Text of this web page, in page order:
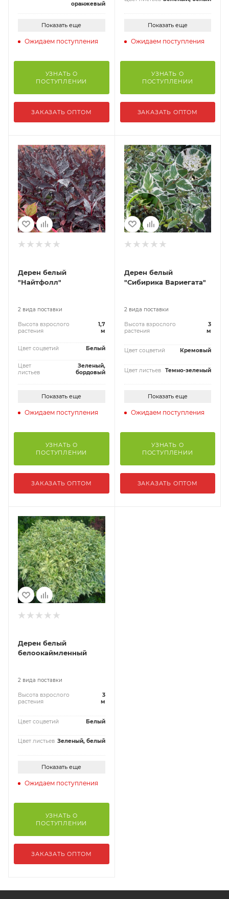
оранжевый
Показать еще
Ожидаем поступления
УЗНАТЬ О
ПОСТУПЛЕНИИ
ЗАКАЗАТЬ ОПТОМ
Показать еще
Ожидаем поступления
УЗНАТЬ О
ПОСТУПЛЕНИИ
ЗАКАЗАТЬ ОПТОМ
Дерен белый
"Найтфолл"
2 вида поставки
Высота взрослого
растения
1,7
м
Цвет соцветий Белый
Цвет
листьев
Зеленый,
бордовый
Показать еще
Ожидаем поступления
УЗНАТЬ О
ПОСТУПЛЕНИИ
ЗАКАЗАТЬ ОПТОМ
Дерен белый
"Сибирика Вариегата"
2 вида поставки
Высота взрослого
растения
3
м
Цвет соцветий Кремовый
Цвет листьев Темно-зеленый
Показать еще
Ожидаем поступления
УЗНАТЬ О
ПОСТУПЛЕНИИ
ЗАКАЗАТЬ ОПТОМ
Дерен белый
белоокаймленный
2 вида поставки
Высота взрослого
растения
3
м
Цвет соцветий Белый
Цвет листьев Зеленый, белый
Показать еще
Ожидаем поступления
УЗНАТЬ О
ПОСТУПЛЕНИИ
ЗАКАЗАТЬ ОПТОМ